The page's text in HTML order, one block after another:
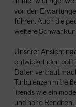
von den
führen. Auch die
weitere
Unserer Ansicht
entwickelnden
Daten vertraut
Turbulenzen
Trends wie ein
und hohe